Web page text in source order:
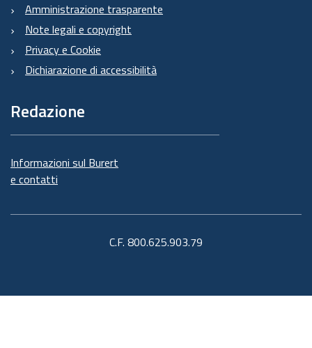
Amministrazione trasparente
Note legali e copyright
Privacy e Cookie
Dichiarazione di accessibilità
Redazione
Informazioni sul Burert
e contatti
C.F. 800.625.903.79